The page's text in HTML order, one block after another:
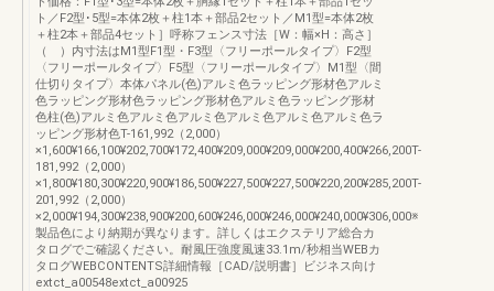
ト／F2型･5型=本体2枚＋柱1本＋部品2セット／M1型=本体2枚
＋柱2本＋部品4セット］呼称フェンス寸法［W：幅×H：高さ］
（ ）内寸法はM1型F1型・F3型〈フリーポールタイプ〉F2型
〈フリーポールタイプ〉F5型〈フリーポールタイプ〉M1型〈間
仕切りタイプ〉本体パネル(色)アルミ色ラッピング形材色アルミ
色ラッピング形材色ラッピング形材色アルミ色ラッピング形材
色柱(色)アルミ色アルミ色アルミ色アルミ色アルミ色アルミ色ラ
ッピング形材色T-161,992（2,000）
×1,600¥166,100¥202,700¥172,400¥209,000¥209,000¥200,400¥266,200T-
181,992（2,000）
×1,800¥180,300¥220,900¥186,500¥227,500¥227,500¥220,200¥285,200T-
201,992（2,000）
×2,000¥194,300¥238,900¥200,600¥246,000¥246,000¥240,000¥306,000※
製品色により納期が異なります。詳しくはエクステリア総合カ
タログでご確認ください。耐風圧強度風速33.1m/秒相当WEBカ
タログWEBCONTENTS詳細情報［CAD/説明書］ビジネス向け
extct_a00548extct_a00925